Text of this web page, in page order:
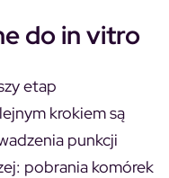
do in vitro
etap
krokiem są
punkcji
pobrania komórek